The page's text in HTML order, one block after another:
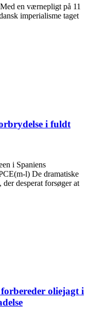
en værnepligt på 11
imperialisme taget
i fuldt
i Spaniens
l) De dramatiske
desperat forsøger at
oliejagt i